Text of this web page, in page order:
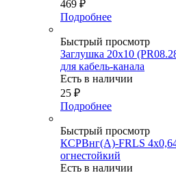
469 ₽
Подробнее
Быстрый просмотр
Заглушка 20х10
для кабель-канала
Есть в наличии
25 ₽
Подробнее
Быстрый просмотр
КСРВнг(А)-FRLS
огнестойкий
Есть в наличии